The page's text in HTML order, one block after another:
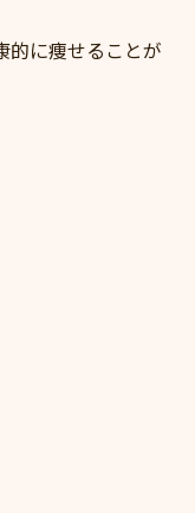
的に痩せることが